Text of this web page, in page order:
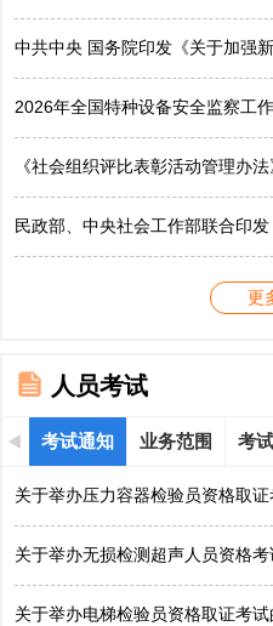
《社会组织评比表彰活动管理办
更
人员考试
考试通知 业务范围 考
关于举办压力容器检验员资格取
关于举办无损检测超声人员资格
关于举办电梯检验员资格取证考试